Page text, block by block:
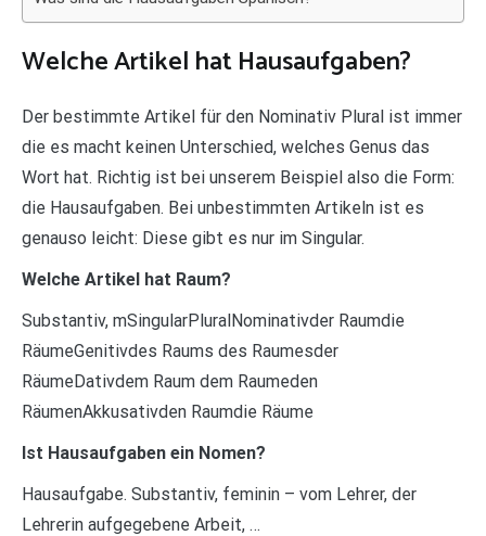
Welche Artikel hat Hausaufgaben?
Der bestimmte Artikel für den Nominativ Plural ist immer
die es macht keinen Unterschied, welches Genus das
Wort hat. Richtig ist bei unserem Beispiel also die Form:
die Hausaufgaben. Bei unbestimmten Artikeln ist es
genauso leicht: Diese gibt es nur im Singular.
Welche Artikel hat Raum?
Substantiv, mSingularPluralNominativder Raumdie
RäumeGenitivdes Raums des Raumesder
RäumeDativdem Raum dem Raumeden
RäumenAkkusativden Raumdie Räume
Ist Hausaufgaben ein Nomen?
Hausaufgabe. Substantiv, feminin – vom Lehrer, der
Lehrerin aufgegebene Arbeit, …